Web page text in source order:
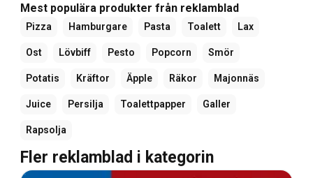
Mest populära produkter från reklamblad
Pizza Hamburgare Pasta Toalett Lax
Ost Lövbiff Pesto Popcorn Smör
Potatis Kräftor Äpple Räkor Majonnäs
Juice Persilja Toalettpapper Galler
Rapsolja
Fler reklamblad i kategorin